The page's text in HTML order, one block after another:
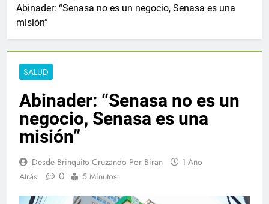
Abinader: “Senasa no es un negocio, Senasa es una
misión”
SALUD
Abinader: “Senasa no es un
negocio, Senasa es una
misión”
Desde Brinquito Cruzando Por Biran
1 Año
Atrás
0 5 Minutos